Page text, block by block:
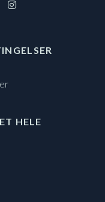
HELE